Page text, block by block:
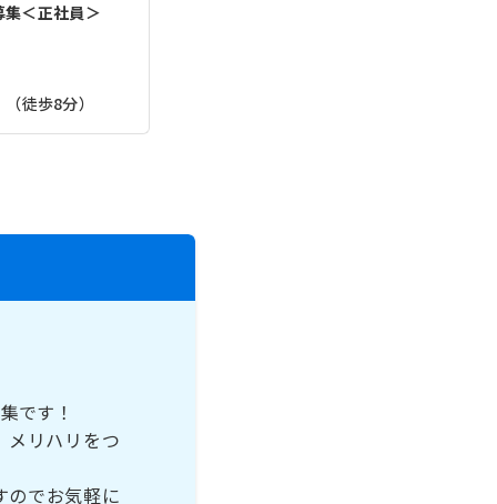
＜正社員＞
徒歩8分）
です！
メリハリをつ
のでお気軽に